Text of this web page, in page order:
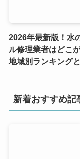
2026年最新版！水
ル修理業者はどこ
地域別ランキング
新着おすすめ記